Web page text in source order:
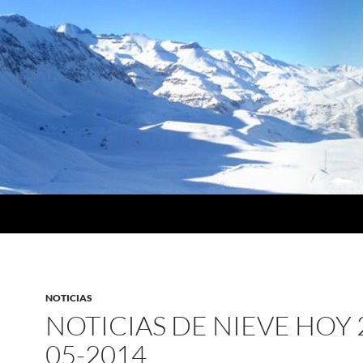
NOTICIAS
NOTICIAS DE NIEVE HOY
05-2014